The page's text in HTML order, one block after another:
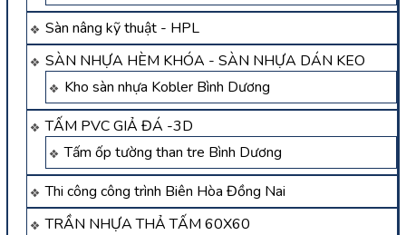
Sàn nâng kỹ thuật - HPL
SÀN NHỰA HÈM KHÓA - SÀN NHỰA DÁN KEO
Kho sàn nhựa Kobler Bình Dương
TẤM PVC GIẢ ĐÁ -3D
Tấm ốp tường than tre Bình Dương
Thi công công trình Biên Hòa Đồng Nai
TRẦN NHỰA THẢ TẤM 60X60